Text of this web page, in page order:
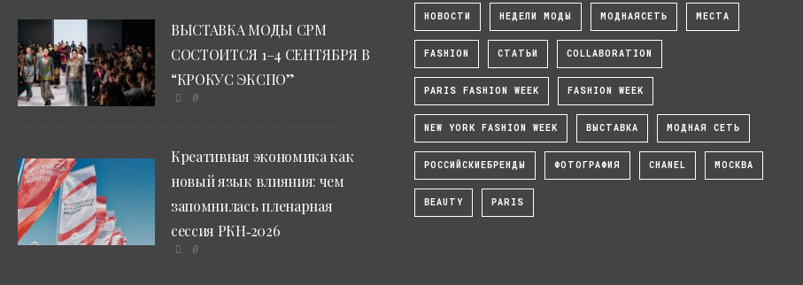
ВЫСТАВКА МОДЫ CPM
СОСТОИТСЯ 1–4 СЕНТЯБРЯ В
“КРОКУС ЭКСПО”
0
Креативная экономика как
новый язык влияния: чем
запомнилась пленарная
сессия РКН‑2026
0
НОВОСТИ НЕДЕЛИ МОДЫ МОДНАЯСЕТЬ МЕСТА
FASHION СТАТЬИ COLLABORATION
PARIS FASHION WEEK FASHION WEEK
NEW YORK FASHION WEEK ВЫСТАВКА МОДНАЯ СЕТЬ
РОССИЙСКИЕБРЕНДЫ ФОТОГРАФИЯ CHANEL МОСКВА
BEAUTY PARIS